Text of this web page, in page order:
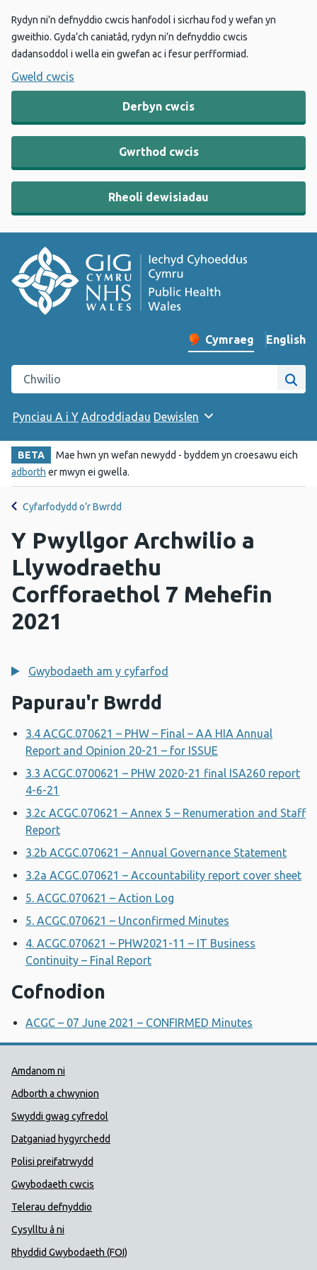
Rydyn ni’n defnyddio cwcis hanfodol i sicrhau fod y wefan yn
gweithio. Gyda’ch caniatâd, rydyn ni’n defnyddio cwcis
dadansoddol i wella ein gwefan ac i fesur perfformiad.
Gweld cwcis
Derbyn cwcis
Gwrthod cwcis
Rheoli dewisiadau
Newid iaith y wefan
Cymraeg English
–
Chwilio gwefan Iechyd Cyhoeddus Cymru
Pynciau A i Y Adroddiadau Dewislen
BETA
Mae hwn yn wefan newydd - byddem yn croesawu eich
adborth er mwyn ei gwella.
Cyfarfodydd o’r Bwrdd
Y Pwyllgor Archwilio a
Llywodraethu
Corfforaethol 7 Mehefin
2021
Gwybodaeth am y cyfarfod
Papurau'r Bwrdd
3.4 ACGC.070621 – PHW – Final – AA HIA Annual
Report and Opinion 20-21 – for ISSUE
3.3 ACGC.0700621 – PHW 2020-21 final ISA260 report
4-6-21
3.2c ACGC.070621 – Annex 5 – Renumeration and Staff
Report
3.2b ACGC.070621 – Annual Governance Statement
3.2a ACGC.070621 – Accountability report cover sheet
5. ACGC.070621 – Action Log
5. ACGC.070621 – Unconfirmed Minutes
4. ACGC.070621 – PHW2021-11 – IT Business
Continuity – Final Report
Cofnodion
ACGC – 07 June 2021 – CONFIRMED Minutes
Dolenni Cymorth Iechyd
Amdanom ni
Adborth a chwynion
Swyddi gwag cyfredol
Datganiad hygyrchedd
Polisi preifatrwydd
Gwybodaeth cwcis
Telerau defnyddio
Cysylltu â ni
Rhyddid Gwybodaeth (FOI)